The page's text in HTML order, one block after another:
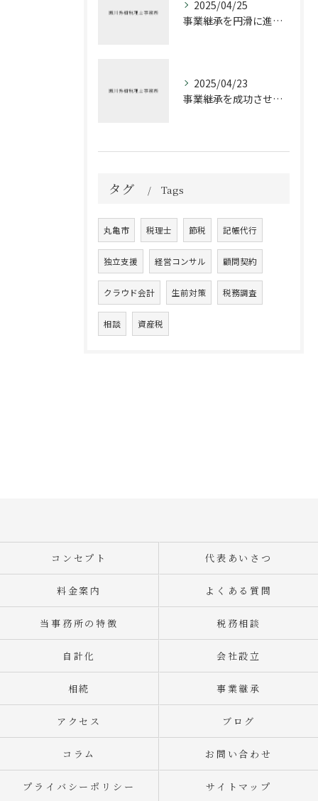
2025/04/25
事業継承を円滑に進めるための税理士の役割
2025/04/23
事業継承を成功させるための税務戦略
タグ Tags
丸亀市 税理士 節税 記帳代行
独立支援 経営コンサル 顧問契約
クラウド会計 生前対策 税務調査
相談 資産税
コンセプト 代表あいさつ
料金案内 よくある質問
当事務所の特徴 税務相談
自計化 会社設立
相続 事業継承
アクセス ブログ
コラム お問い合わせ
プライバシーポリシー サイトマップ